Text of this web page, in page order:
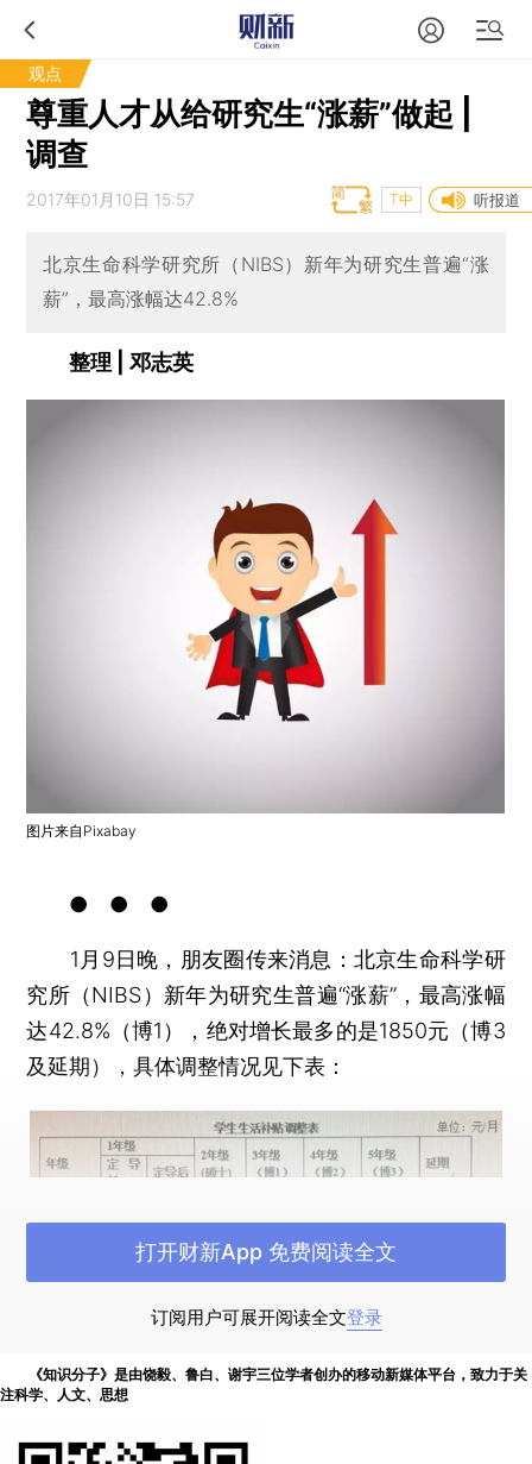
观点
尊重人才从给研究生“涨薪”做起 |
调查
2017年01月10日 15:57 听报道
T中
北京生命科学研究所（NIBS）新年为研究生普遍“涨
薪”，最高涨幅达42.8%
整理 | 邓志英
图片来自Pixabay
● ● ●
1月9日晚，朋友圈传来消息：北京生命科学研
究所（NIBS）新年为研究生普遍“涨薪”，最高涨幅
达42.8%（博1），绝对增长最多的是1850元（博3
及延期），具体调整情况见下表：
►北京生命科学研究所“学生生活补贴调整表”
看到这一消息的浙江大学某教授惊叹：“大写
leader！！！！”
订阅用户可展开阅读全文登录
打开财新App 免费阅读全文
《知识分子》是由饶毅、鲁白、谢宇三位学者创办的移动新媒体平台，致力于关
注科学、人文、思想